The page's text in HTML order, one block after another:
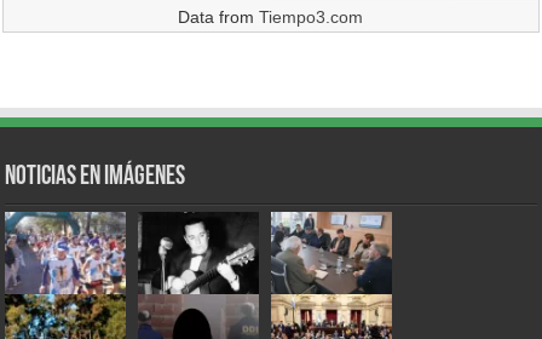
Data fromTiempo3.com
Noticias en Imágenes